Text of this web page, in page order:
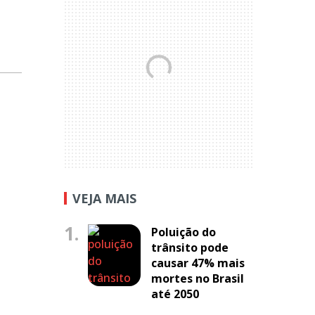
VEJA MAIS
1.
Poluição do
trânsito pode
causar 47% mais
mortes no Brasil
até 2050